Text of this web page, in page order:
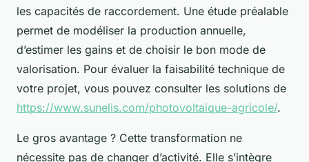
les capacités de raccordement. Une étude préalable
permet de modéliser la production annuelle,
d’estimer les gains et de choisir le bon mode de
valorisation. Pour évaluer la faisabilité technique de
votre projet, vous pouvez consulter les solutions de
https://www.sunelis.com/photovoltaique-agricole/.
Le gros avantage ? Cette transformation ne
nécessite pas de changer d’activité. Elle s’intègre